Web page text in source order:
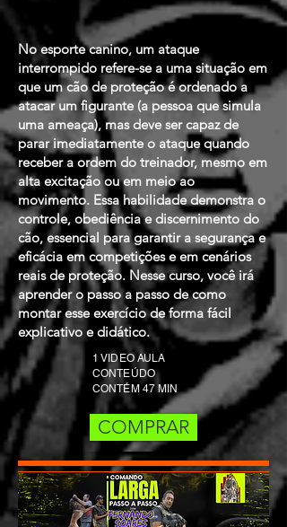
No esporte canino, um ataque
interrompido refere-se a uma situação em
que um cão de proteção é ordenado a
atacar um figurante (a pessoa que simula
uma ameaça), mas deve ser capaz de
parar imediatamente o ataque quando
receber a ordem do treinador, mesmo em
alta excitação ou em meio ao
movimento. Essa habilidade demonstra o
controle, obediência e discernimento do
cão, essencial para garantir a segurança e
eficácia em competições e em cenários
reais de proteção. Nesse curso, você irá
aprender o passo a passo de como
montar esse exercício de forma fácil
explicativo e didático.
1 VIDEO AULA
CONTEÚDO
CONTÉM 47 MIN
COMPRAR